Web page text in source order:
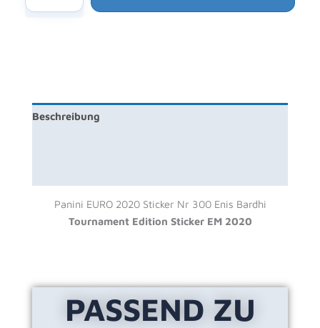
Bardhi
EM
Beschreibung
Panini EURO 2020 Sticker Nr 300 Enis Bardhi
Tournament Edition Sticker EM 2020
PASSEND ZU